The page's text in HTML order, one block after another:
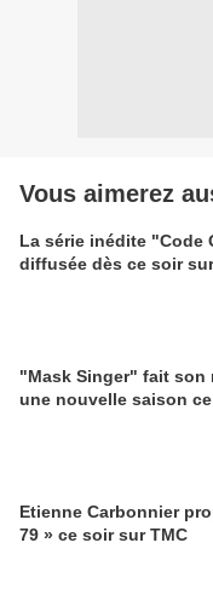
Vous aimerez
La série inédite "Code
diffusée dès ce soir
"Mask Singer" fait son
une nouvelle saison
Etienne Carbonnier
79 » ce soir sur TMC